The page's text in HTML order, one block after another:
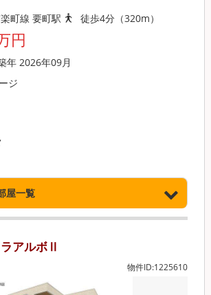
町線 要町駅
徒歩4分（320m）
円
年 2026年09月
ジ
屋一覧
アルボⅡ
物件ID:1225610